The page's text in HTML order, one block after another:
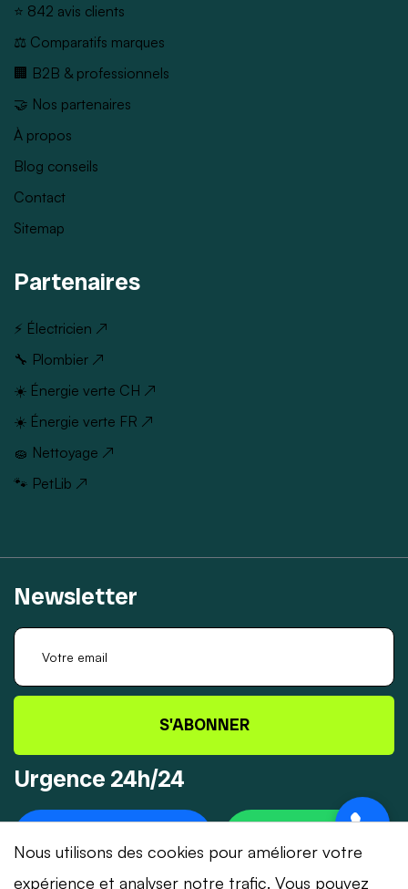
⭐ 842 avis clients
⚖️ Comparatifs marques
🏢 B2B & professionnels
🤝 Nos partenaires
À propos
Blog conseils
Contact
Sitemap
Partenaires
⚡ Électricien ↗
🔧 Plombier ↗
☀️ Énergie verte CH ↗
☀️ Énergie verte FR ↗
🧽 Nettoyage ↗
🐾 PetLib ↗
Newsletter
S'ABONNER
Urgence 24h/24
Nous utilisons des cookies pour améliorer votre
expérience et analyser notre trafic. Vous pouvez